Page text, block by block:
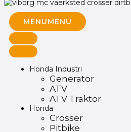
MENUMENU
Honda Industri
Generator
ATV
ATV Traktor
Honda
Crosser
Pitbike